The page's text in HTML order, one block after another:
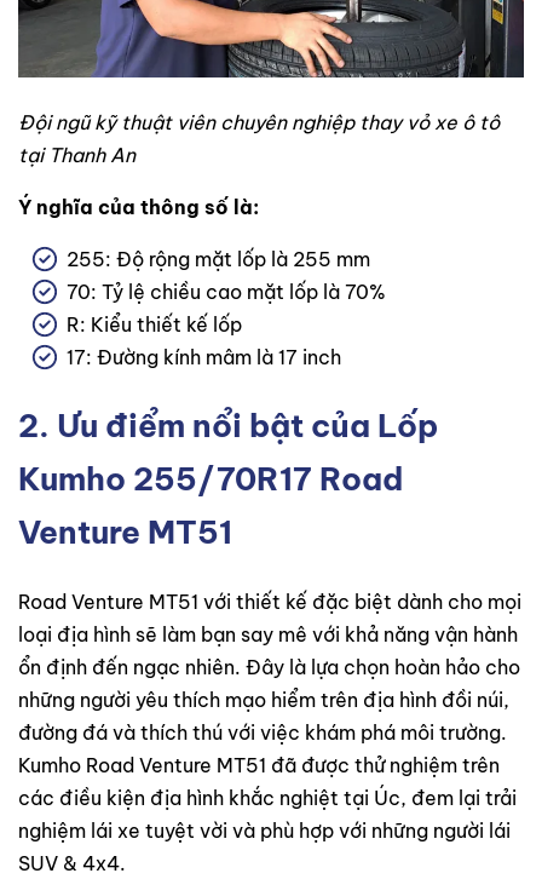
Đội ngũ kỹ thuật viên chuyên nghiệp thay vỏ xe ô tô
tại Thanh An
Ý nghĩa của thông số là:
255: Độ rộng mặt lốp là 255 mm
70: Tỷ lệ chiều cao mặt lốp là 70%
R: Kiểu thiết kế lốp
17: Đường kính mâm là 17 inch
2. Ưu điểm nổi bật của Lốp
Kumho 255/70R17 Road
Venture MT51
Road Venture MT51 với thiết kế đặc biệt dành cho mọi
loại địa hình sẽ làm bạn say mê với khả năng vận hành
ổn định đến ngạc nhiên. Đây là lựa chọn hoàn hảo cho
những người yêu thích mạo hiểm trên địa hình đồi núi,
đường đá và thích thú với việc khám phá môi trường.
Kumho Road Venture MT51 đã được thử nghiệm trên
các điều kiện địa hình khắc nghiệt tại Úc, đem lại trải
nghiệm lái xe tuyệt vời và phù hợp với những người lái
SUV & 4x4.